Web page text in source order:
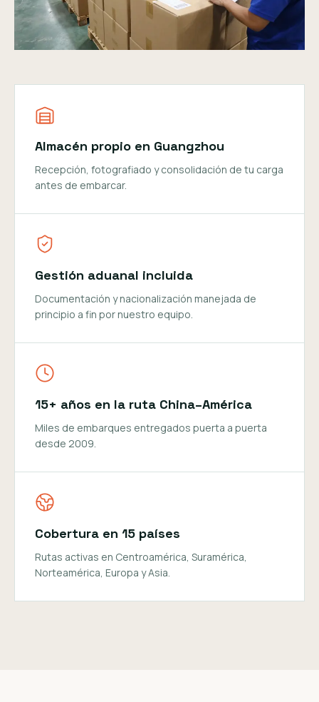
Almacén propio en Guangzhou
Recepción, fotografiado y consolidación de tu carga
antes de embarcar.
Gestión aduanal incluida
Documentación y nacionalización manejada de
principio a fin por nuestro equipo.
15+ años en la ruta China–América
Miles de embarques entregados puerta a puerta
desde 2009.
Cobertura en 15 países
Rutas activas en Centroamérica, Suramérica,
Norteamérica, Europa y Asia.